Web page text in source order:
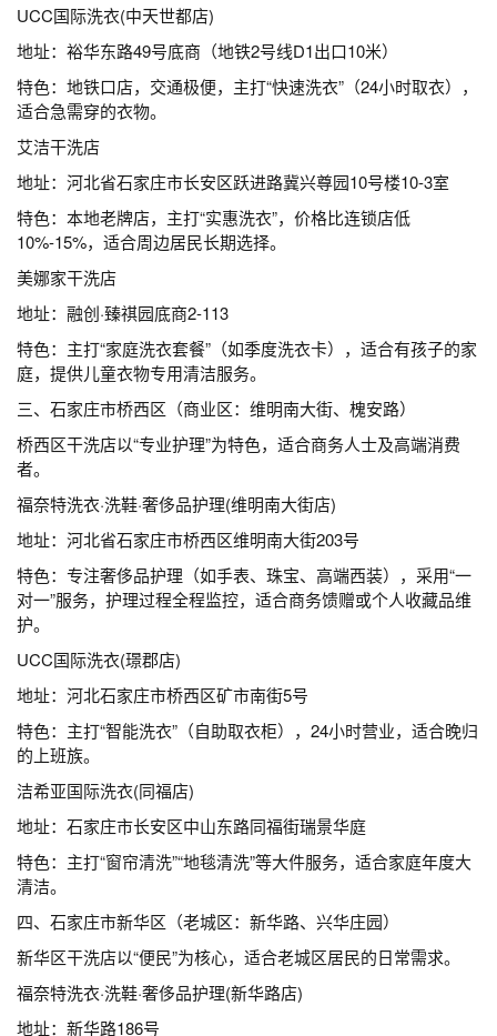
UCC国际洗衣(中天世都店)
地址：裕华东路49号底商（地铁2号线D1出口10米）
特色：地铁口店，交通极便，主打“快速洗衣”（24小时取衣），
适合急需穿的衣物。
艾洁干洗店
地址：河北省石家庄市长安区跃进路冀兴尊园10号楼10-3室
特色：本地老牌店，主打“实惠洗衣”，价格比连锁店低
10%-15%，适合周边居民长期选择。
美娜家干洗店
地址：融创·臻祺园底商2-113
特色：主打“家庭洗衣套餐”（如季度洗衣卡），适合有孩子的家
庭，提供儿童衣物专用清洁服务。
三、石家庄市桥西区（商业区：维明南大街、槐安路）
桥西区干洗店以“专业护理”为特色，适合商务人士及高端消费
者。
福奈特洗衣·洗鞋·奢侈品护理(维明南大街店)
地址：河北省石家庄市桥西区维明南大街203号
特色：专注奢侈品护理（如手表、珠宝、高端西装），采用“一
对一”服务，护理过程全程监控，适合商务馈赠或个人收藏品维
护。
UCC国际洗衣(璟郡店)
地址：河北石家庄市桥西区矿市南街5号
特色：主打“智能洗衣”（自助取衣柜），24小时营业，适合晚归
的上班族。
洁希亚国际洗衣(同福店)
地址：石家庄市长安区中山东路同福街瑞景华庭
特色：主打“窗帘清洗”“地毯清洗”等大件服务，适合家庭年度大
清洁。
四、石家庄市新华区（老城区：新华路、兴华庄园）
新华区干洗店以“便民”为核心，适合老城区居民的日常需求。
福奈特洗衣·洗鞋·奢侈品护理(新华路店)
地址：新华路186号